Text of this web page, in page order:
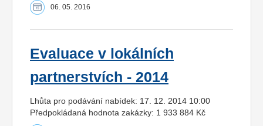
06. 05. 2016
Evaluace v lokálních
partnerstvích - 2014
Lhůta pro podávání nabídek: 17. 12. 2014 10:00
Předpokládaná hodnota zakázky: 1 933 884 Kč